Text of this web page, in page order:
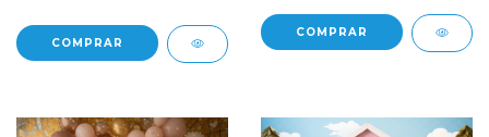
COMPRAR
COMPRAR